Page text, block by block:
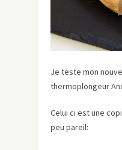
Je teste mon
thermoplongeur
Celui ci est une
peu pareil: